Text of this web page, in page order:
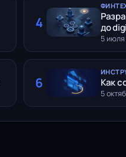
4
до
5 июля
6 Как
5